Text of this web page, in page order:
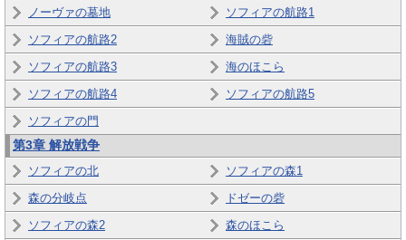
ノーヴァの墓地
ソフィアの航路1
ソフィアの航路2
海賊の砦
ソフィアの航路3
海のほこら
ソフィアの航路4
ソフィアの航路5
ソフィアの門
第3章 解放戦争
ソフィアの北
ソフィアの森1
森の分岐点
ドゼーの砦
ソフィアの森2
森のほこら